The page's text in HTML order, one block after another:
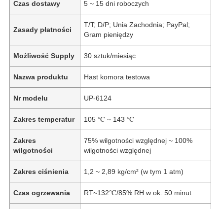
Czas dostawy 5 ~ 15 dni roboczych
Zasady płatności
T/T; D/P; Unia Zachodnia; PayPal;
Gram pieniędzy
Możliwość Supply 30 sztuk/miesiąc
Nazwa produktu Hast komora testowa
Nr modelu UP-6124
Zakres temperatur 105 ℃ ~ 143 ℃
Zakres
wilgotności
75% wilgotności względnej ~ 100%
wilgotności względnej
Zakres ciśnienia 1,2 ~ 2,89 kg/cm² (w tym 1 atm)
Czas ogrzewania RT~132℃/85% RH w ok. 50 minut